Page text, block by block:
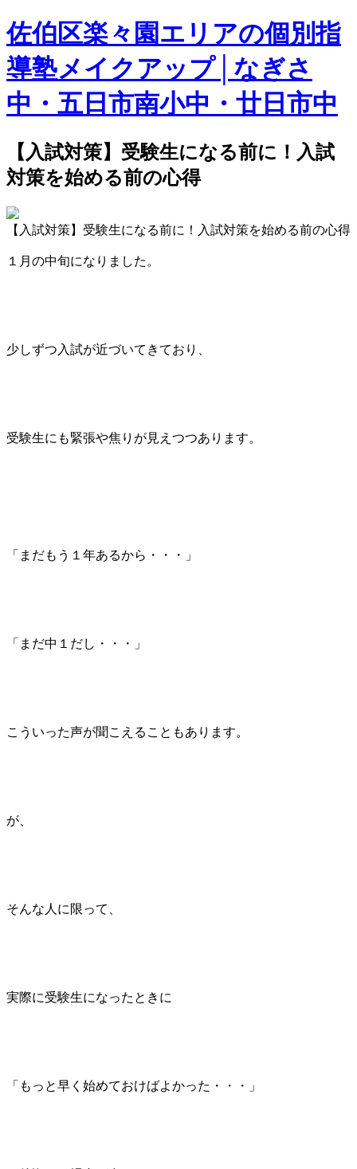
佐伯区楽々園エリアの個別指
導塾メイクアップ│なぎさ
中・五日市南小中・廿日市中
【入試対策】受験生になる前に！入試
対策を始める前の心得
【入試対策】受験生になる前に！入試対策を始める前の心得
１月の中旬になりました。
少しずつ入試が近づいてきており、
受験生にも緊張や焦りが見えつつあります。
「まだもう１年あるから・・・」
「まだ中１だし・・・」
こういった声が聞こえることもあります。
が、
そんな人に限って、
実際に受験生になったときに
「もっと早く始めておけばよかった・・・」